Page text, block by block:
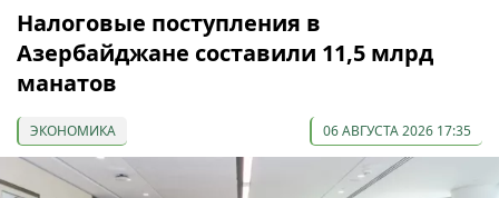
Налоговые поступления в
Азербайджане составили 11,5 млрд
манатов
ЭКОНОМИКА 06 АВГУСТА 2026 17:35